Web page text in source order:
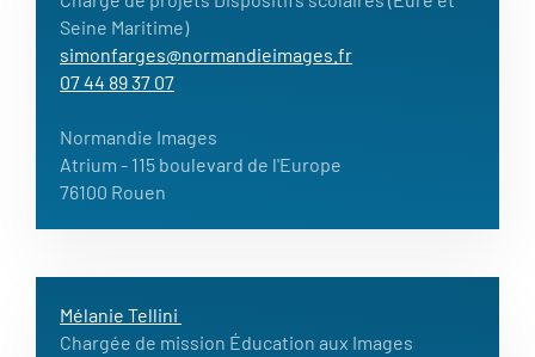
Seine Maritime)
simonfarges@normandieimages.fr
07 44 89 37 07
Normandie Images
Atrium - 115 boulevard de l'Europe
76100 Rouen
Mélanie Tellini
Chargée de mission Éducation aux Images